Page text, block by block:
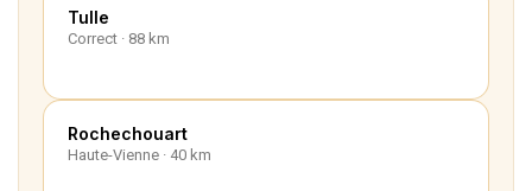
Tulle
Correct · 88 km
Rochechouart
Haute-Vienne · 40 km